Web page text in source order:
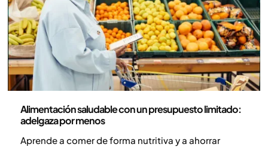
Alimentación saludable con un presupuesto limitado:
adelgaza por menos
Aprende a comer de forma nutritiva y a ahorrar